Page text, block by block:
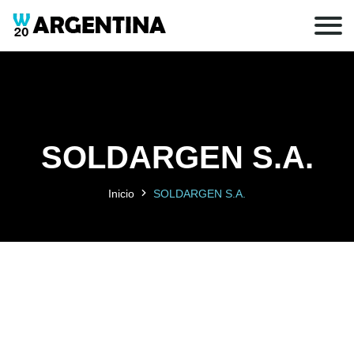
SOLDARGEN S.A.
Inicio SOLDARGEN S.A.